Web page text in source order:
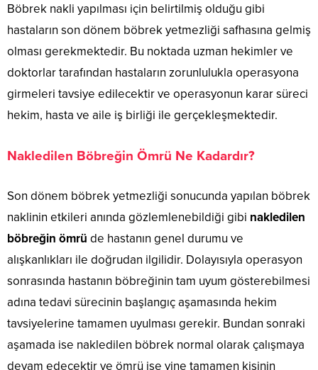
Böbrek nakli yapılması için belirtilmiş olduğu gibi
hastaların son dönem böbrek yetmezliği safhasına gelmiş
olması gerekmektedir. Bu noktada uzman hekimler ve
doktorlar tarafından hastaların zorunlulukla operasyona
girmeleri tavsiye edilecektir ve operasyonun karar süreci
hekim, hasta ve aile iş birliği ile gerçekleşmektedir.
Nakledilen Böbreğin Ömrü Ne Kadardır?
Son dönem böbrek yetmezliği sonucunda yapılan böbrek
naklinin etkileri anında gözlemlenebildiği gibi nakledilen
böbreğin ömrü de hastanın genel durumu ve
alışkanlıkları ile doğrudan ilgilidir. Dolayısıyla operasyon
sonrasında hastanın böbreğinin tam uyum gösterebilmesi
adına tedavi sürecinin başlangıç aşamasında hekim
tavsiyelerine tamamen uyulması gerekir. Bundan sonraki
aşamada ise nakledilen böbrek normal olarak çalışmaya
devam edecektir ve ömrü ise yine tamamen kişinin